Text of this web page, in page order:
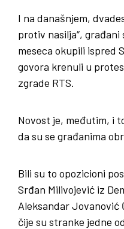
I na današnjem,
protiv nasilja“,
meseca okupili ispred
govora krenuli u
zgrade RTS.
Novost je, međutim, i
da su se građanima
Bili su to opozicioni
Srđan Milivojević iz
Aleksandar Jovanović
čije su stranke jedne